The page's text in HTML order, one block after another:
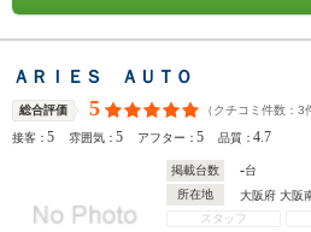
ＡＲＩＥＳ ＡＵＴＯ
総合評価 5 （クチコミ件数： 3
接客：5 雰囲気：5 アフター：5 品質：4.7
掲載台数 -台
所在地
大阪府 大阪
スタッフ